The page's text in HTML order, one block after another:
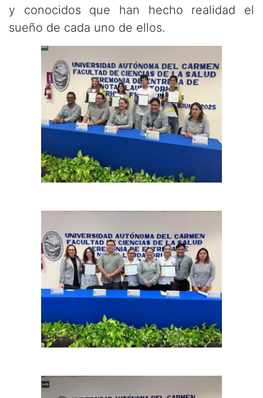
y conocidos que han hecho realidad el
sueño de cada uno de ellos.